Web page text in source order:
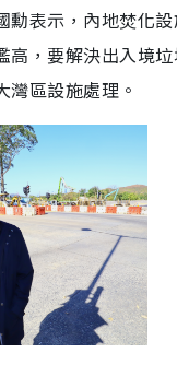
勳表示，內地焚化
高，要解決出入境
灣區設施處理。